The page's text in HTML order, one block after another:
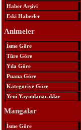
Haber Arşivi
Eski Haberler
Animeler
İsme Göre
Türe Göre
Yıla Göre
Puana Göre
Kategoriye Göre
Yeni Yayımlanacaklar
Mangalar
İsme Göre